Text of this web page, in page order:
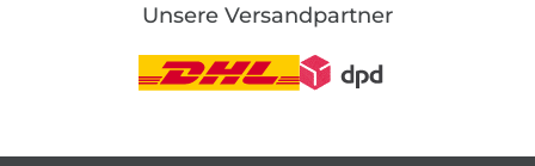
Unsere Versandpartner